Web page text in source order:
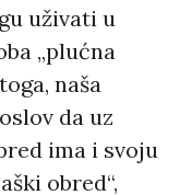
uživati u
„plućna
naša
da uz
ima i svoju
obred“,